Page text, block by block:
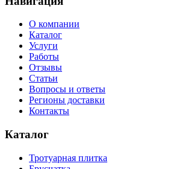
О компании
Каталог
Услуги
Работы
Отзывы
Статьи
Вопросы и ответы
Регионы доставки
Контакты
Каталог
Тротуарная плитка